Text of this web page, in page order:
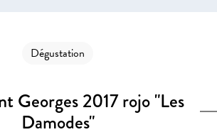
Dégustation
Georges 2017 rojo "Les
Damodes"